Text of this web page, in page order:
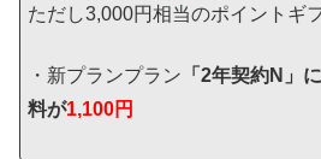
ただし3,000円相当のポイントギ
・新プランプラン 「2年契約N」
料が1,100円